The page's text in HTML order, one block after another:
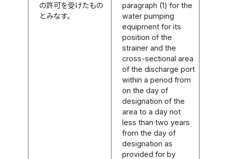
の許可を受けたもの
とみなす。
paragraph (1) for the
water pumping
equipment for its
position of the
strainer and the
cross-sectional area
of the discharge port
within a period from
on the day of
designation of the
area to a day not
less than two years
from the day of
designation as
provided for by